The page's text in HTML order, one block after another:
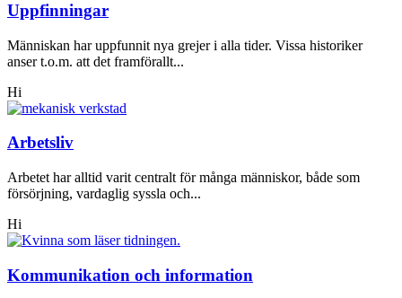
Uppfinningar
Människan har uppfunnit nya grejer i alla tider. Vissa historiker
anser t.o.m. att det framförallt...
Hi
Arbetsliv
Arbetet har alltid varit centralt för många människor, både som
försörjning, vardaglig syssla och...
Hi
Kommunikation och information